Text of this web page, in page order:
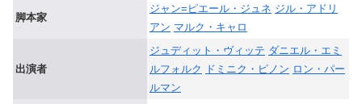
脚本家
ジャン=ピエール・ジュネ ジル・アドリ
アン マルク・キャロ
出演者
ジュディット・ヴィッテ ダニエル・エミ
ルフォルク
ドミニク・ピノン ロン・パー
ルマン